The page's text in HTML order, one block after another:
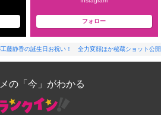
フォロー
藤静香の誕生日お祝い！ 全力変顔ほか秘蔵ショット公開
の「今」がわかる